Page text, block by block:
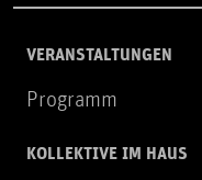
VERANSTALTUNGEN
Programm
KOLLEKTIVE IM HAUS